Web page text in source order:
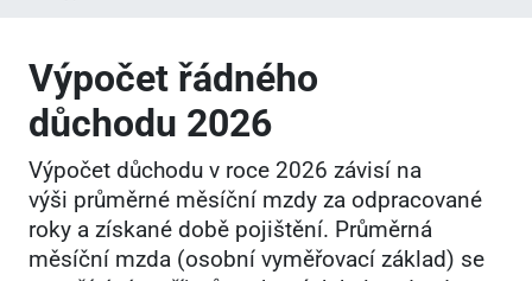
Výpočet řádného
důchodu 2026
Výpočet důchodu v roce 2026 závisí na
výši průměrné měsíční mzdy za odpracované
roky a získané době pojištění. Průměrná
měsíční mzda (osobní vyměřovací základ) se